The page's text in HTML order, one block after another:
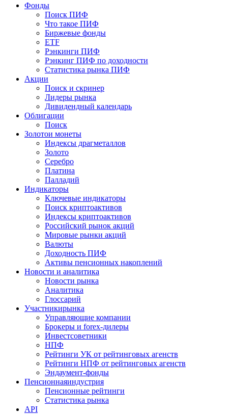
Фонды
Поиск ПИФ
Что такое ПИФ
Биржевые фонды
ETF
Рэнкинги ПИФ
Рэнкинг ПИФ по доходности
Статистика рынка ПИФ
Акции
Поиск и скринер
Лидеры рынка
Дивидендный календарь
Облигации
Поиск
Золотои монеты
Индексы драгметаллов
Золото
Серебро
Платина
Палладий
Индикаторы
Ключевые индикаторы
Поиск криптоактивов
Индексы криптоактивов
Российский рынок акций
Мировые рынки акций
Валюты
Доходность ПИФ
Активы пенсионных накоплений
Новости и аналитика
Новости рынка
Аналитика
Глоссарий
Участникирынка
Управляющие компании
Брокеры и forex-дилеры
Инвестсоветники
НПФ
Рейтинги УК от рейтинговых агенств
Рейтинги НПФ от рейтинговых агенств
Эндаумент-фонды
Пенсионнаяиндустрия
Пенсионные рейтинги
Статистика рынка
API